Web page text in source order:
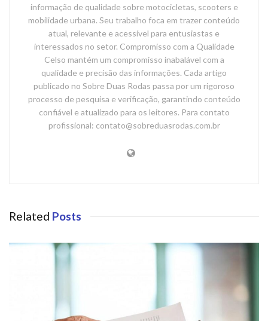
informação de qualidade sobre motocicletas, scooters e
mobilidade urbana. Seu trabalho foca em trazer conteúdo
atual, relevante e acessível para entusiastas e
interessados no setor. Compromisso com a Qualidade
Celso mantém um compromisso inabalável com a
qualidade e precisão das informações. Cada artigo
publicado no Sobre Duas Rodas passa por um rigoroso
processo de pesquisa e verificação, garantindo conteúdo
confiável e atualizado para os leitores. Para contato
profissional: contato@sobreduasrodas.com.br
Related Posts